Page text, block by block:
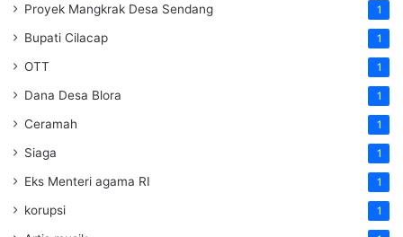
Proyek Mangkrak Desa Sendang 1
Bupati Cilacap 1
OTT 1
Dana Desa Blora 1
Ceramah 1
Siaga 1
Eks Menteri agama RI 1
korupsi 1